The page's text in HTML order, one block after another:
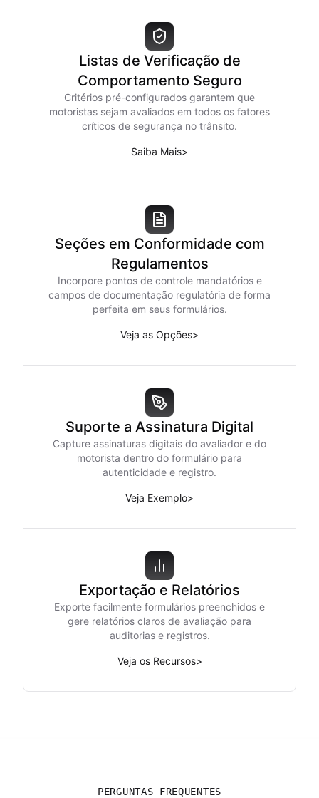
Listas de Verificação de
Comportamento Seguro
Critérios pré-configurados garantem que
motoristas sejam avaliados em todos os fatores
críticos de segurança no trânsito.
Saiba Mais>
Seções em Conformidade com
Regulamentos
Incorpore pontos de controle mandatórios e
campos de documentação regulatória de forma
perfeita em seus formulários.
Veja as Opções>
Suporte a Assinatura Digital
Capture assinaturas digitais do avaliador e do
motorista dentro do formulário para
autenticidade e registro.
Veja Exemplo>
Exportação e Relatórios
Exporte facilmente formulários preenchidos e
gere relatórios claros de avaliação para
auditorias e registros.
Veja os Recursos>
PERGUNTAS FREQUENTES